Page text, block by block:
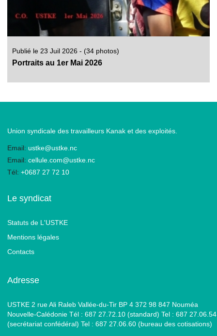
Publié le 23 Juil 2026 - (34 photos)
Portraits au 1er Mai 2026
Union syndicale des travailleurs Kanak et des exploités.
Email: ustke@ustke.nc
Email: cellule.com@ustke.nc
Tél: +0687 27 72 10
Le syndicat
Statuts de L'USTKE
Mentions légales
Contacts
Adresse
USTKE 2 rue Ali Raleb Vallée-du-Tir BP 4 372 98 847 Nouméa
Nouvelle-Calédonie Tél : 687 27.72.10 (standard) Tel : 687 27.06.54
(secrétariat confédéral) Tel : 687 27.06.60 (bureau des cotisations)